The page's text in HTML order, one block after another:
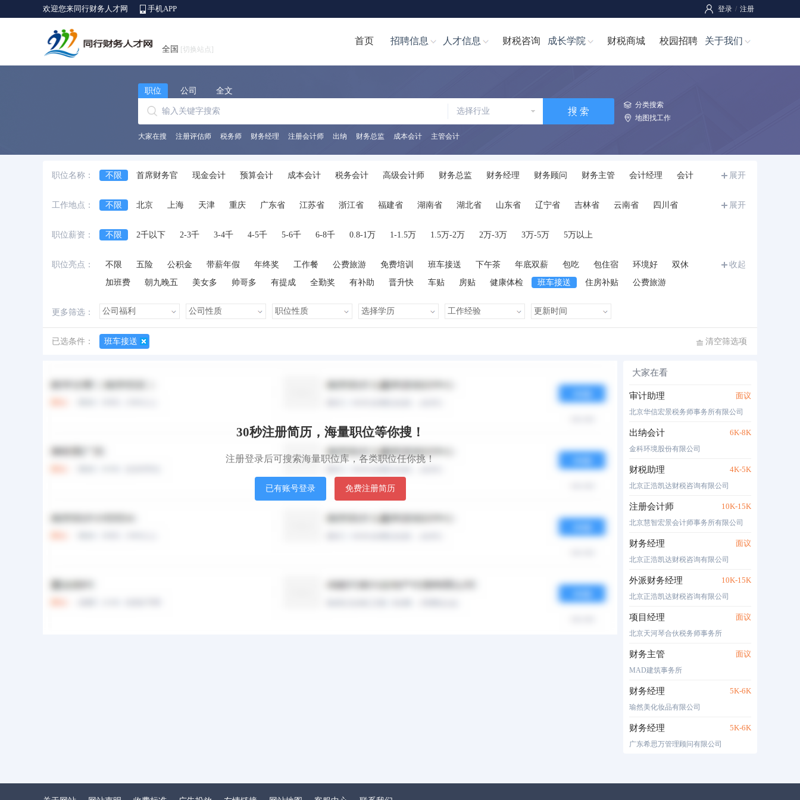
欢迎您来同行财务人才网 手机APP 登录 / 注册
全国 [切换站点]
首页 招聘信息 人才信息 财税咨询 成长学院 财税商城 校园招聘 关于我们
职位 公司 全文
选择行业
分类搜索
地图找工作
大家在搜 注册评估师 税务师 财务经理 注册会计师 出纳 财务总监 成本会计 主管会计
职位名称： 不限 首席财务官 现金会计 预算会计 成本会计 税务会计 高级会计师 财务总监 财务经理 财务顾问 财务主管 会计经理
会计
中级会计师
审计经理/主管 审计专员/助理 税务经理 税务专员/助理 统计员 其他职位
展开
工作地点： 不限 北京 上海 天津 重庆 广东省 江苏省 浙江省 福建省 湖南省 湖北省 山东省 辽宁省 吉林省 云南省
四川省
台湾省
香港
展开
职位薪资： 不限 2千以下 2-3千 3-4千 4-5千 5-6千 6-8千 0.8-1万 1-1.5万 1.5万-2万 2万-3万 3万-5万 5万以上
职位亮点： 不限 五险 公积金 带薪年假 年终奖 工作餐 公费旅游 免费培训 班车接送 下午茶 年底双薪 包吃 包住宿 环境好
双休
加班费
朝九晚五 美女多 帅哥多 有提成 全勤奖 有补助 晋升快 车贴 房贴 健康体检 班车接送 住房补贴 公费旅游
收起
更多筛选：
已选条件： 班车接送 清空筛选项
30秒注册简历，海量职位等你搜！
注册登录后可搜索海量职位库，各类职位任你挑！
已有账号登录 免费注册简历
大家在看
审计助理 面议
北京华信宏景税务师事务所有限公司
出纳会计 6K-8K
金科环境股份有限公司
财税助理 4K-5K
北京正浩凯达财税咨询有限公司
注册会计师 10K-15K
北京慧智宏景会计师事务所有限公司
财务经理 面议
北京正浩凯达财税咨询有限公司
外派财务经理 10K-15K
北京正浩凯达财税咨询有限公司
项目经理 面议
北京天河琴合伙税务师事务所
财务主管 面议
MAD建筑事务所
财务经理 5K-6K
瑜然美化妆品有限公司
财务经理 5K-6K
广东希思万管理顾问有限公司